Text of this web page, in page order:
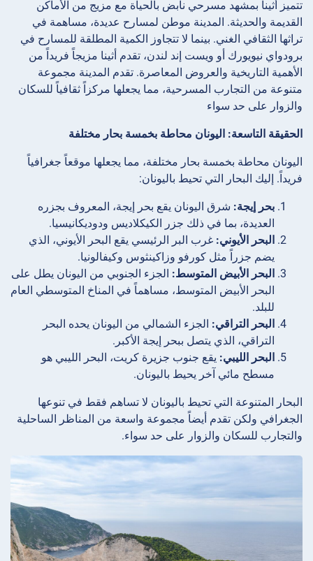
تتميز أثينا بمشهد مسرحي نابض بالحياة مع مزيج من الأماكن
القديمة والحديثة. المدينة موطن لمسارح عديدة، مساهمة في
تراثها الثقافي الغني. بينما لا تتجاوز الكمية المطلقة للمسارح في
برودواي نيويورك أو ويست إند لندن، تقدم أثينا مزيجاً فريداً من
الأهمية التاريخية والعروض المعاصرة. تقدم المدينة مجموعة
متنوعة من التجارب المسرحية، مما يجعلها مركزاً ثقافياً للسكان
والزوار على حد سواء
الحقيقة التاسعة: اليونان محاطة بخمسة بحار مختلفة
اليونان محاطة بخمسة بحار مختلفة، مما يجعلها موقعاً جغرافياً
فريداً. إليك البحار التي تحيط باليونان:
بحر إيجة: شرق اليونان يقع بحر إيجة، المعروف بجزره
العديدة، بما في ذلك جزر الكيكلاديس ودوديكانيسيا.
البحر الأيوني: غرب البر الرئيسي يقع البحر الأيوني، الذي
يضم جزراً مثل كورفو وزاكينثوس وكيفالونيا.
البحر الأبيض المتوسط: الجزء الجنوبي من اليونان يطل على
البحر الأبيض المتوسط، مساهماً في المناخ المتوسطي العام
للبلد.
البحر التراقي: الجزء الشمالي من اليونان يحده البحر
التراقي، الذي يتصل ببحر إيجة الأكبر.
البحر الليبي: يقع جنوب جزيرة كريت، البحر الليبي هو
مسطح مائي آخر يحيط باليونان.
البحار المتنوعة التي تحيط باليونان لا تساهم فقط في تنوعها
الجغرافي ولكن تقدم أيضاً مجموعة واسعة من المناظر الساحلية
والتجارب للسكان والزوار على حد سواء.